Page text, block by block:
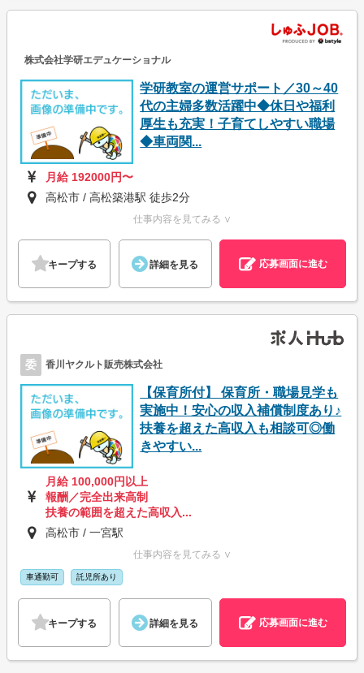
株式会社学研エデュケーショナル
学研教室の運営サポート／30～40
代の主婦多数活躍中◆休日や福利
厚生も充実！子育てしやすい職場
◆車両関...
月給 192000円〜
高松市 / 高松築港駅 徒歩2分
仕事内容を見てみる ∨
キープする 詳細を見る 応募画面に進む
委 香川ヤクルト販売株式会社
【保育所付】 保育所・職場見学も
実施中！安心の収入補償制度あり♪
扶養を超えた高収入も相談可◎働
きやすい...
月給 100,000円以上
報酬／完全出来高制
扶養の範囲を超えた高収入...
高松市 / 一宮駅
仕事内容を見てみる ∨
車通勤可 託児所あり
キープする 詳細を見る 応募画面に進む